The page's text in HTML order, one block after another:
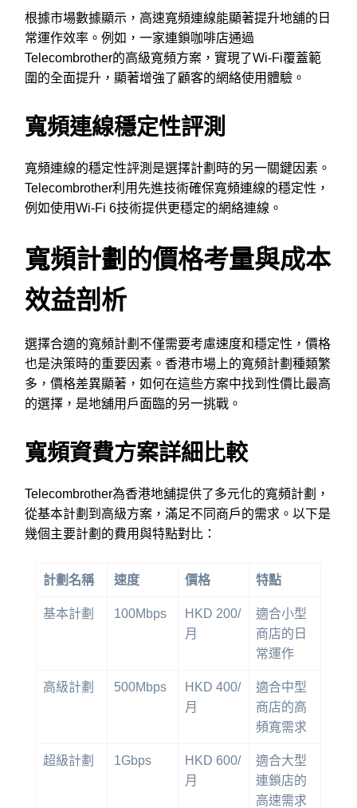
根據市場數據顯示，高速寬頻連線能顯著提升地舖的日
常運作效率。例如，一家連鎖咖啡店通過
Telecombrother的高級寬頻方案，實現了Wi-Fi覆蓋範
圍的全面提升，顯著增強了顧客的網絡使用體驗。
寬頻連線穩定性評測
寬頻連線的穩定性評測是選擇計劃時的另一關鍵因素。
Telecombrother利用先進技術確保寬頻連線的穩定性，
例如使用Wi-Fi 6技術提供更穩定的網絡連線。
寬頻計劃的價格考量與成本
效益剖析
選擇合適的寬頻計劃不僅需要考慮速度和穩定性，價格
也是決策時的重要因素。香港市場上的寬頻計劃種類繁
多，價格差異顯著，如何在這些方案中找到性價比最高
的選擇，是地舖用戶面臨的另一挑戰。
寬頻資費方案詳細比較
Telecombrother為香港地舖提供了多元化的寬頻計劃，
從基本計劃到高級方案，滿足不同商戶的需求。以下是
幾個主要計劃的費用與特點對比：
計劃名稱 速度 價格 特點
基本計劃 100Mbps
HKD 200/
月
適合小型
商店的日
常運作
高級計劃 500Mbps
HKD 400/
月
適合中型
商店的高
頻寬需求
超級計劃 1Gbps
HKD 600/
月
適合大型
連鎖店的
高速需求